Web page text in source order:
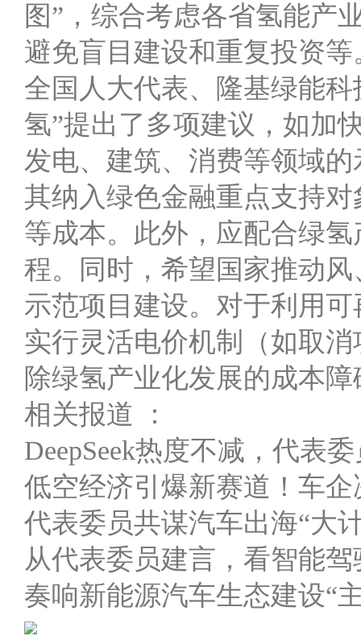
图”，综合考虑各省氢能产
避免盲目建设和重复投资等
全国人大代表、隆基绿能
氢”提出了多项建议，如加
发电、建筑、消费等领域
其纳入绿色金融重点支持
等成本。此外，应配合绿
程。同时，希望国家推动
示范项目建设。对于利用
实行灵活电价机制（如取
除绿氢产业化发展的成本障
相关报道 ：
DeepSeek热度不减，代表
低空经济引爆新赛道！车
代表委员共谋汽车出海“大
从代表委员建言，看智能
奏响新能源汽车生态建设“